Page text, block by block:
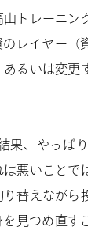
トレーニン
レイヤー（
るいは変更
果、やっぱ
悪いことで
替えながら
見つめ直す